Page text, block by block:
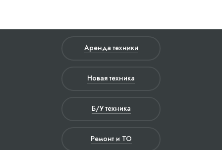
Аренда техники
Новая техника
Б/У техника
Ремонт и ТО